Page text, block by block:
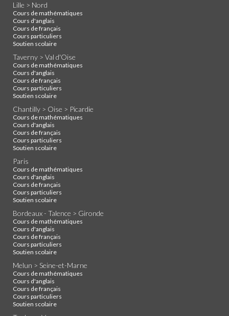
Lille > Nord
Cours de mathématiques
Cours d'anglais
Cours de français
Cours particuliers
Soutien scolaire
Taverny > Val d'Oise
Cours de mathématiques
Cours d'anglais
Cours de français
Cours particuliers
Soutien scolaire
Chantilly > Oise > Picardie
Cours de mathématiques
Cours d'anglais
Cours de français
Cours particuliers
Soutien scolaire
Paris
Cours de mathématiques
Cours d'anglais
Cours de français
Cours particuliers
Soutien scolaire
Bordeaux - Talence > Gironde
Cours de mathématiques
Cours d'anglais
Cours de français
Cours particuliers
Soutien scolaire
Melun > Seine-et-Marne
Cours de mathématiques
Cours d'anglais
Cours de français
Cours particuliers
Soutien scolaire